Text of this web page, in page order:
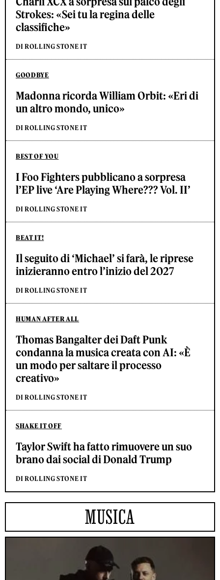
Strokes: «Sei tu la regina delle
classifiche»
DI ROLLING STONE IT
GOODBYE
Madonna ricorda William Orbit: «Eri di
un altro mondo, unico»
DI ROLLING STONE IT
BEST OF YOU
I Foo Fighters pubblicano a sorpresa
l’EP live ‘Are Playing Where??? Vol. II’
DI ROLLING STONE IT
BEAT IT!
Il seguito di ‘Michael’ si farà, le riprese
inizieranno entro l’inizio del 2027
DI ROLLING STONE IT
HUMAN AFTER ALL
Thomas Bangalter dei Daft Punk
condanna la musica creata con AI: «È
un modo per saltare il processo
creativo»
DI ROLLING STONE IT
SHAKE IT OFF
Taylor Swift ha fatto rimuovere un suo
brano dai social di Donald Trump
DI ROLLING STONE IT
MUSICA